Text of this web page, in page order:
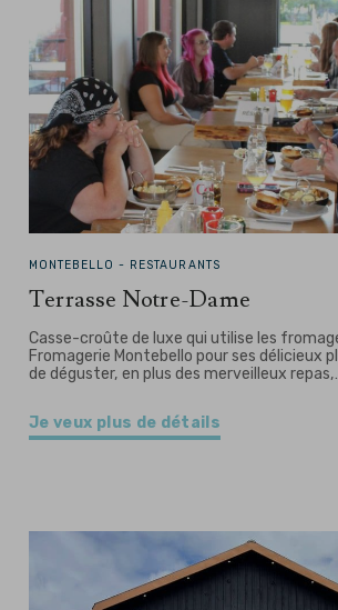
MONTEBELLO - RESTAURANTS
Terrasse Notre-Dame
Casse-croûte de luxe qui utilise les
Fromagerie Montebello pour ses délicieux
de déguster, en plus des merveilleux
Je veux plus de détails